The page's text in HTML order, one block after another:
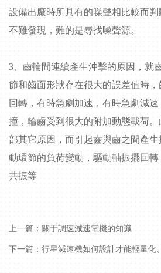
設備出廠時所具有的噪聲相比較而
不難發現，難的是尋找噪聲源。
3 、齒輪間連續產生沖擊的原因，就
節和齒面形狀存在很大的誤差值時
回轉，有時急劇加速，有時急劇減
撞，輪齒受到很大的附加動態載荷
部其它原因，而引起齒與齒之間產
動環節的負荷變動，驅動軸振擺回
共振等
上一篇： 關于調速減速電機的知識
下一篇： 行星減速機如何設計才能輕量化